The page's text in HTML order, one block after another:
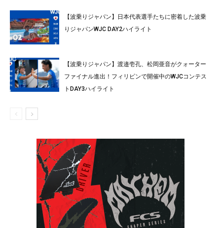
【波乗りジャパン】日本代表選手たちに密着した波乗
りジャパンWJC DAY2ハイライト
【波乗りジャパン】渡邉壱孔、松岡亜音がクォーター
ファイナル進出！フィリピンで開催中のWJCコンテス
トDAY3ハイライト